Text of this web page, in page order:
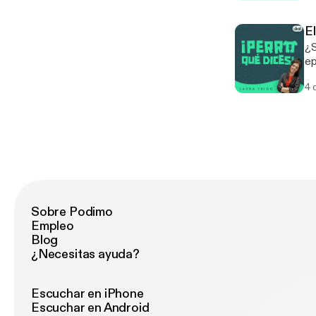
4
Sobre Podimo
Empleo
Blog
¿Necesitas ayuda?
Escuchar en iPhone
Escuchar en Android